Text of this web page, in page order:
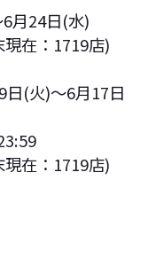
月24日(水)
在：1719店)
日(火)～6月17日
在：1719店)